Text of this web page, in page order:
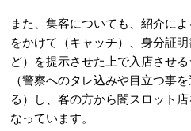
また、集客についても、紹介に
をかけて（キャッチ）、身分証
ど）を提示させた上で入店させ
（警察へのタレ込みや目立つ事
る）し、客の方から闇スロット
なっています。